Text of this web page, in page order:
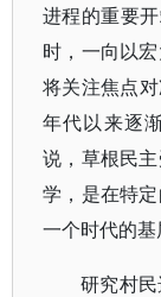
进程的重要
时，一向以
将关注焦点
年代以来逐
说，草根民
学，是在特
一个时代的基
研究村